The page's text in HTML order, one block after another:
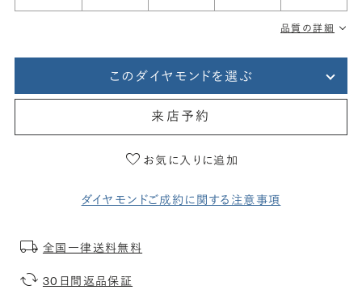
品質の詳細
このダイヤモンドを選ぶ
来店予約
お気に入りに追加
ダイヤモンドご成約に関する注意事項
全国一律送料無料
30日間返品保証